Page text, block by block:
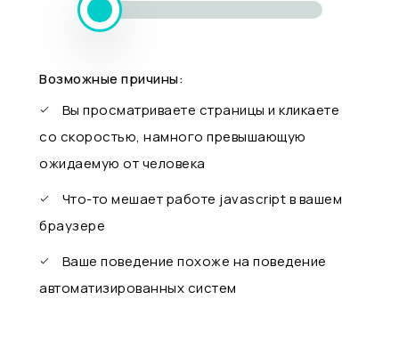
Возможные причины:
Вы просматриваете страницы и кликаете
со скоростью, намного превышающую
ожидаемую от человека
Что-то мешает работе javascript в вашем
браузере
Ваше поведение похоже на поведение
автоматизированных систем